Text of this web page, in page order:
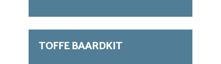
TOFFE BAARDKIT